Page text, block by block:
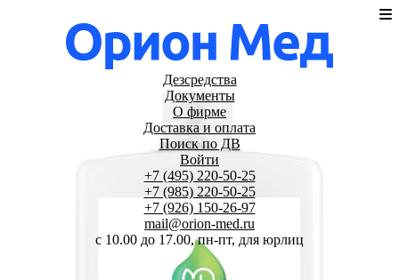
Дезсредства
Документы
О фирме
Доставка и оплата
Поиск по ДВ
Войти
+7 (495) 220-50-25
+7 (985) 220-50-25
+7 (926) 150-26-97
mail@orion-med.ru
c 10.00 до 17.00, пн-пт, для юрлиц